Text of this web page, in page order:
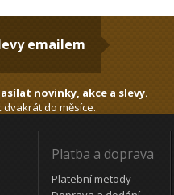
emailem
novinky, akce a slevy.
dvakrát do měsíce.
Platba a doprava
Platební metody